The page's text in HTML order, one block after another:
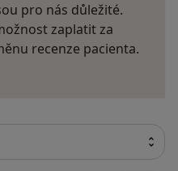
pro nás důležité.
zaplatit za
recenze pacienta.